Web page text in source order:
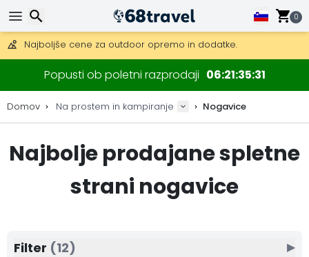
0
Pridobite brezplačno dostavo na naročila nad 149 €.
Na voljo je tudi DHL Express čez noč.
30 dni za vračilo, 90 dni za lesene zemljevide in dekoracije.
Najboljše cene za outdoor opremo in dodatke.
Popusti ob poletni razprodaji 06213530
Domov Na prostem in kampiranje Nogavice
Najbolje prodajane spletne
strani nogavice
Filter (12) ▶
Iskanje
Iskanje